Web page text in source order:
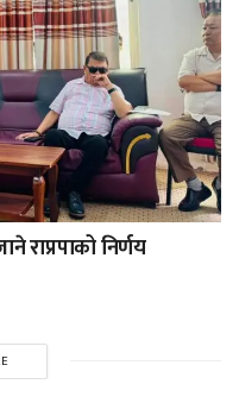
राप्रपाको निर्णय